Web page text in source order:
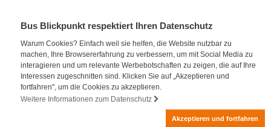
Bus Blickpunkt respektiert Ihren Datenschutz
Warum Cookies? Einfach weil sie helfen, die Website nutzbar zu
machen, Ihre Browsererfahrung zu verbessern, um mit Social Media zu
interagieren und um relevante Werbebotschaften zu zeigen, die auf Ihre
Interessen zugeschnitten sind. Klicken Sie auf „Akzeptieren und
fortfahren", um die Cookies zu akzeptieren.
Weitere Informationen zum Datenschutz
Akzeptieren und fortfahren